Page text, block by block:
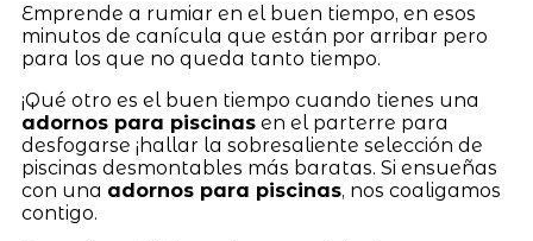
Emprende a rumiar en el buen tiempo, en esos
minutos de canícula que están por arribar pero
para los que no queda tanto tiempo.
¡Qué otro es el buen tiempo cuando tienes una
adornos para piscinasen el parterre para
desfogarse ¡hallar la sobresaliente selección de
piscinas desmontables más baratas. Si ensueñas
con una adornos para piscinas, nos coaligamos
contigo.